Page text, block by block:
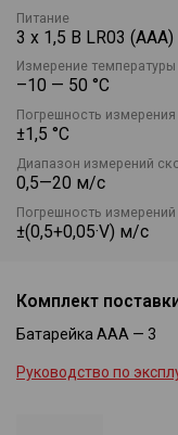
оснащён индикацией
измерений.
Функции прибора
о холодном ветре.
Питание
3 x 1,5 В LR03 (AAA)
Измерение температуры
–10 — 50 °С
Погрешность
±1,5 °С
Диапазон измерений
0,5—20 м/с
Погрешность
±(0,5+0,05·V) м/с
Комплект
Батарейка ААА — 3
Руководство по